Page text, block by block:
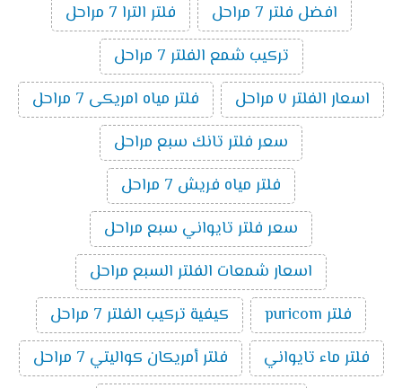
افضل فلتر 7 مراحل
فلتر الترا 7 مراحل
تركيب شمع الفلتر 7 مراحل
اسعار الفلتر ٧ مراحل
فلتر مياه امريكى 7 مراحل
سعر فلتر تانك سبع مراحل
فلتر مياه فريش 7 مراحل
سعر فلتر تايواني سبع مراحل
اسعار شمعات الفلتر السبع مراحل
فلتر puricom
كيفية تركيب الفلتر 7 مراحل
فلتر ماء تايواني
فلتر أمريكان كواليتي 7 مراحل